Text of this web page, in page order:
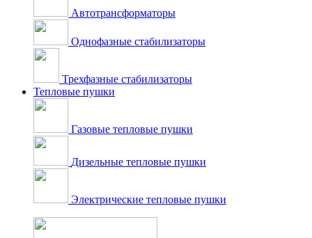
Автотрансформаторы
Однофазные стабилизаторы
Трехфазные стабилизаторы
Тепловые пушки
Газовые тепловые пушки
Дизельные тепловые пушки
Электрические тепловые пушки